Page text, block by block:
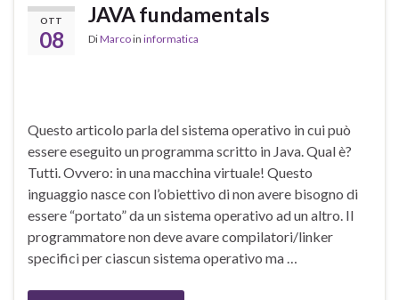
OTT
08
JAVA fundamentals
DiMarcoin informatica
Questo articolo parla del sistema operativo in cui può
essere eseguito un programma scritto in Java. Qual è?
Tutti. Ovvero: in una macchina virtuale! Questo
inguaggio nasce con l’obiettivo di non avere bisogno di
essere “portato” da un sistema operativo ad un altro. Il
programmatore non deve avare compilatori/linker
specifici per ciascun sistema operativo ma …